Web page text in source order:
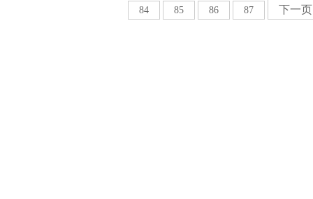
84 85 86 87 下一页